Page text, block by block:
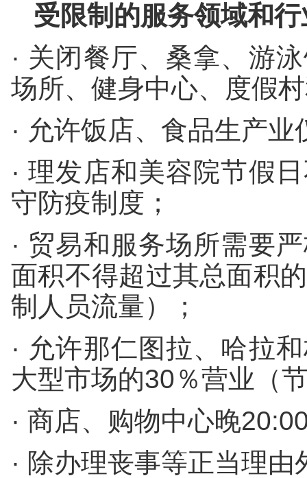
受限制的服务领域和
· 关闭餐厅、桑拿、游
场所、健身中心、度假
· 允许饭店、食品生产
· 理发店和美容院节假
守防疫制度；
· 贸易和服务场所需要
面积不得超过其总面积
制人员流量）；
· 允许那仁图拉、哈拉
大型市场的30％营业（
· 商店、购物中心晚
· 除办理丧事等正当理